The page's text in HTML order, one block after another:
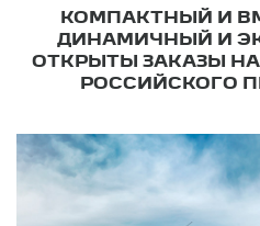
КОМПАКТНЫЙ И
ДИНАМИЧНЫЙ И
ОТКРЫТЫ ЗАКАЗЫ НА
РОССИЙСКОГО